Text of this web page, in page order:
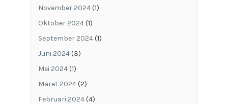
November 2024(1)
Oktober 2024(1)
September 2024(1)
Juni 2024(3)
Mei 2024(1)
Maret 2024(2)
Februari 2024(4)